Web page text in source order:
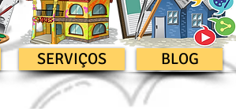
SERVIÇOS BLOG